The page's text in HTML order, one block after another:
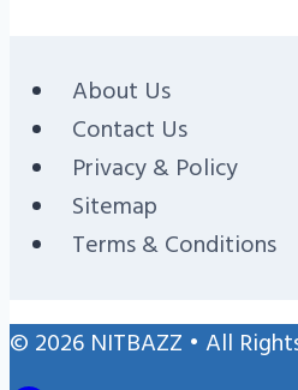
About Us
Contact Us
Privacy & Policy
Sitemap
Terms & Conditions
© 2026 NITBAZZ • All